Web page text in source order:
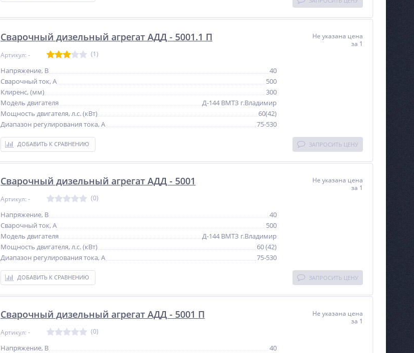
Сварочный дизельный агрегат АДД - 5001.1 П
Артикул: - (1)
Напряжение, В
40
Сварочный ток, А
500
Клиренс, (мм)
300
Модель двигателя
Д-144 ВМТЗ г.Владимир
Мощность двигателя, л.с. (кВт)
60(42)
Диапазон регулирования тока, А
75-530
ДОБАВИТЬ К СРАВНЕНИЮ
Не указана цена
за 1
ЗАПРОСИТЬ ЦЕНУ
Сварочный дизельный агрегат АДД - 5001
Артикул: - (0)
Напряжение, В
40
Сварочный ток, А
500
Модель двигателя
Д-144 ВМТЗ г.Владимир
Мощность двигателя, л.с. (кВт)
60 (42)
Диапазон регулирования тока, А
75-530
ДОБАВИТЬ К СРАВНЕНИЮ
Не указана цена
за 1
ЗАПРОСИТЬ ЦЕНУ
Сварочный дизельный агрегат АДД - 5001 П
Артикул: - (0)
Напряжение, В
40
Не указана цена
за 1